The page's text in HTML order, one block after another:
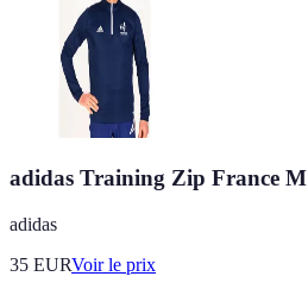
adidas Training Zip France M
adidas
35 EURVoir le prix